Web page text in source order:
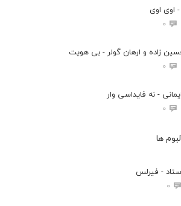
اوی اوی
0
زاده و ارهان گولر - بی هویت
0
- نه فایداسی وار
0
ها
- فیرلس
0